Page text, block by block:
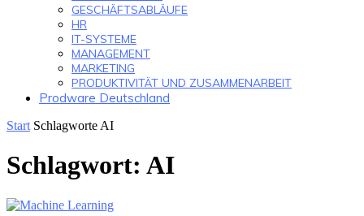
GESCHÄFTSABLÄUFE
HR
IT-SYSTEME
MANAGEMENT
MARKETING
PRODUKTIVITÄT UND ZUSAMMENARBEIT
Prodware Deutschland
Start Schlagworte AI
Schlagwort: AI